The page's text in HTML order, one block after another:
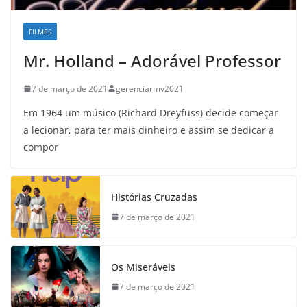
FILMES
Mr. Holland – Adorável Professor
7 de março de 2021 gerenciarmv2021
Em 1964 um músico (Richard Dreyfuss) decide começar
a lecionar, para ter mais dinheiro e assim se dedicar a
compor
Histórias Cruzadas
7 de março de 2021
Os Miseráveis
7 de março de 2021